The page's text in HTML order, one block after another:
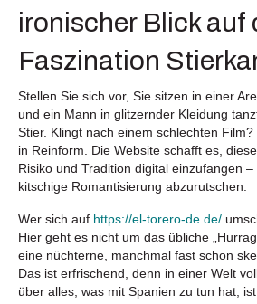
ironischer Blick auf
Faszination
Stellen Sie sich vor, Sie sitzen in einer
und ein Mann in glitzernder Kleidung
Stier. Klingt nach einem schlechten
in Reinform. Die Website schafft es,
Risiko und Tradition digital einzufangen
kitschige Romantisierung abzurutschen.
Wer sich auf https://el-torero-de.de/
Hier geht es nicht um das übliche
eine nüchterne, manchmal fast schon
Das ist erfrischend, denn in einer Welt
über alles, was mit Spanien zu tun hat,